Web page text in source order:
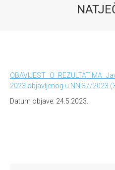
OBAVIJEST O REZULTATIMA
2023 objavljenog u NN 37/2023
Datum objave: 24.5.2023.